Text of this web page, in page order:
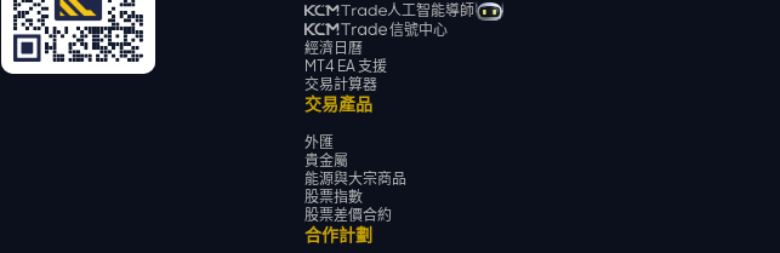
人工智能導師
信號中心
經濟日曆
MT4 EA 支援
交易計算器
交易產品
外匯
貴金屬
能源與大宗商品
股票指數
股票差價合約
合作計劃